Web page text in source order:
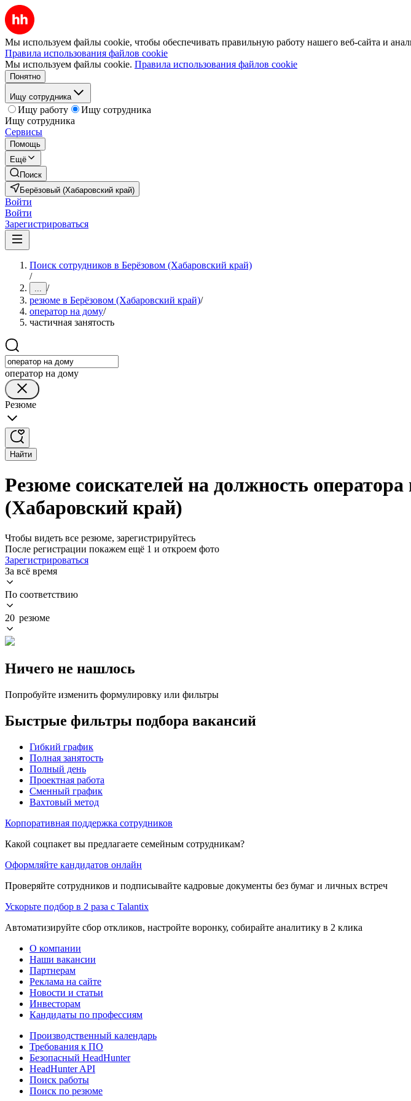
Мы используем файлы cookie, чтобы обеспечивать правильную работу нашего веб-сайта и
Правила использования файлов cookie
Мы используем файлы cookie. Правила использования файлов cookie
Понятно
Ищу сотрудника
Ищу работу
Ищу сотрудника
Ищу сотрудника
Сервисы
Помощь
Ещё
Поиск
Берёзовый (Хабаровский край)
Войти
Войти
Зарегистрироваться
Поиск сотрудников в Берёзовом (Хабаровский край)
/
... /
резюме в Берёзовом (Хабаровский край)/
оператор на дому/
частичная занятость
оператор на дому
Резюме
Найти
Резюме соискателей на должность
(Хабаровский край)
Чтобы видеть все резюме, зарегистрируйтесь
После регистрации покажем ещё 1 и откроем фото
Зарегистрироваться
За всё время
По соответствию
20 резюме
Ничего не нашлось
Попробуйте изменить формулировку или фильтры
Быстрые фильтры подбора вакансий
Гибкий график
Полная занятость
Полный день
Проектная работа
Сменный график
Вахтовый метод
Корпоративная поддержка сотрудников
Какой соцпакет вы предлагаете семейным сотрудникам?
Оформляйте кандидатов онлайн
Проверяйте сотрудников и подписывайте кадровые документы без бумаг и личных встреч
Ускорьте подбор в 2 раза с Talantix
Автоматизируйте сбор откликов, настройте воронку, собирайте аналитику в 2 клика
О компании
Наши вакансии
Партнерам
Реклама на сайте
Новости и статьи
Инвесторам
Кандидаты по профессиям
Производственный календарь
Требования к ПО
Безопасный HeadHunter
HeadHunter API
Поиск работы
Поиск по резюме